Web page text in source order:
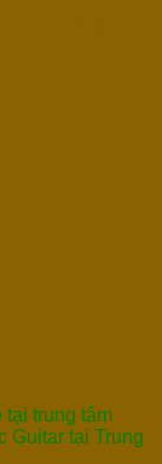
tại trung tâm
Guitar tại Trung